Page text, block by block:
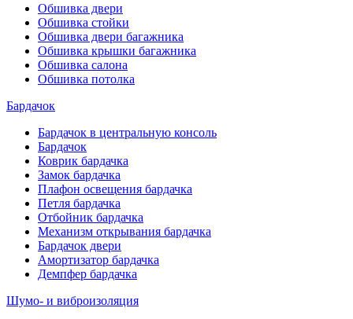
Обшивка двери
Обшивка стойки
Обшивка двери багажника
Обшивка крышки багажника
Обшивка салона
Обшивка потолка
Бардачок
Бардачок в центральную консоль
Бардачок
Коврик бардачка
Замок бардачка
Плафон освещения бардачка
Петля бардачка
Отбойник бардачка
Механизм открывания бардачка
Бардачок двери
Амортизатор бардачка
Демпфер бардачка
Шумо- и виброизоляция